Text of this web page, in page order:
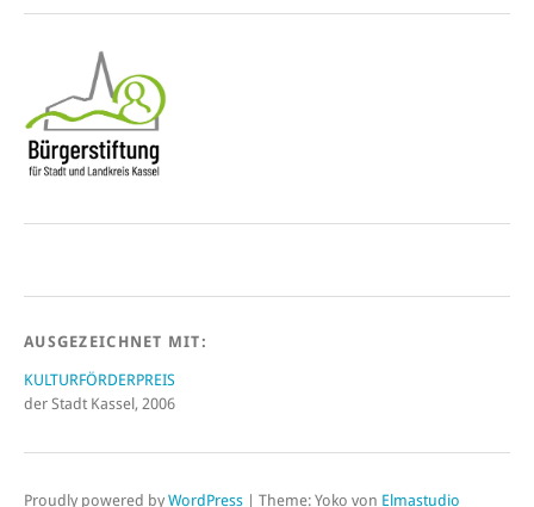
AUSGEZEICHNET MIT:
KULTURFÖRDERPREIS
der Stadt Kassel, 2006
Proudly powered by WordPress | Theme: Yoko von Elmastudio